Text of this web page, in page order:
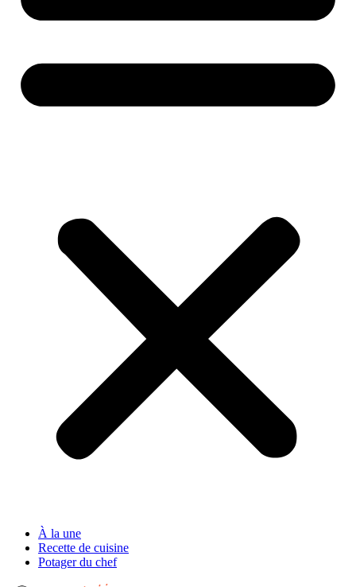
À la une
Recette de cuisine
Potager du chef